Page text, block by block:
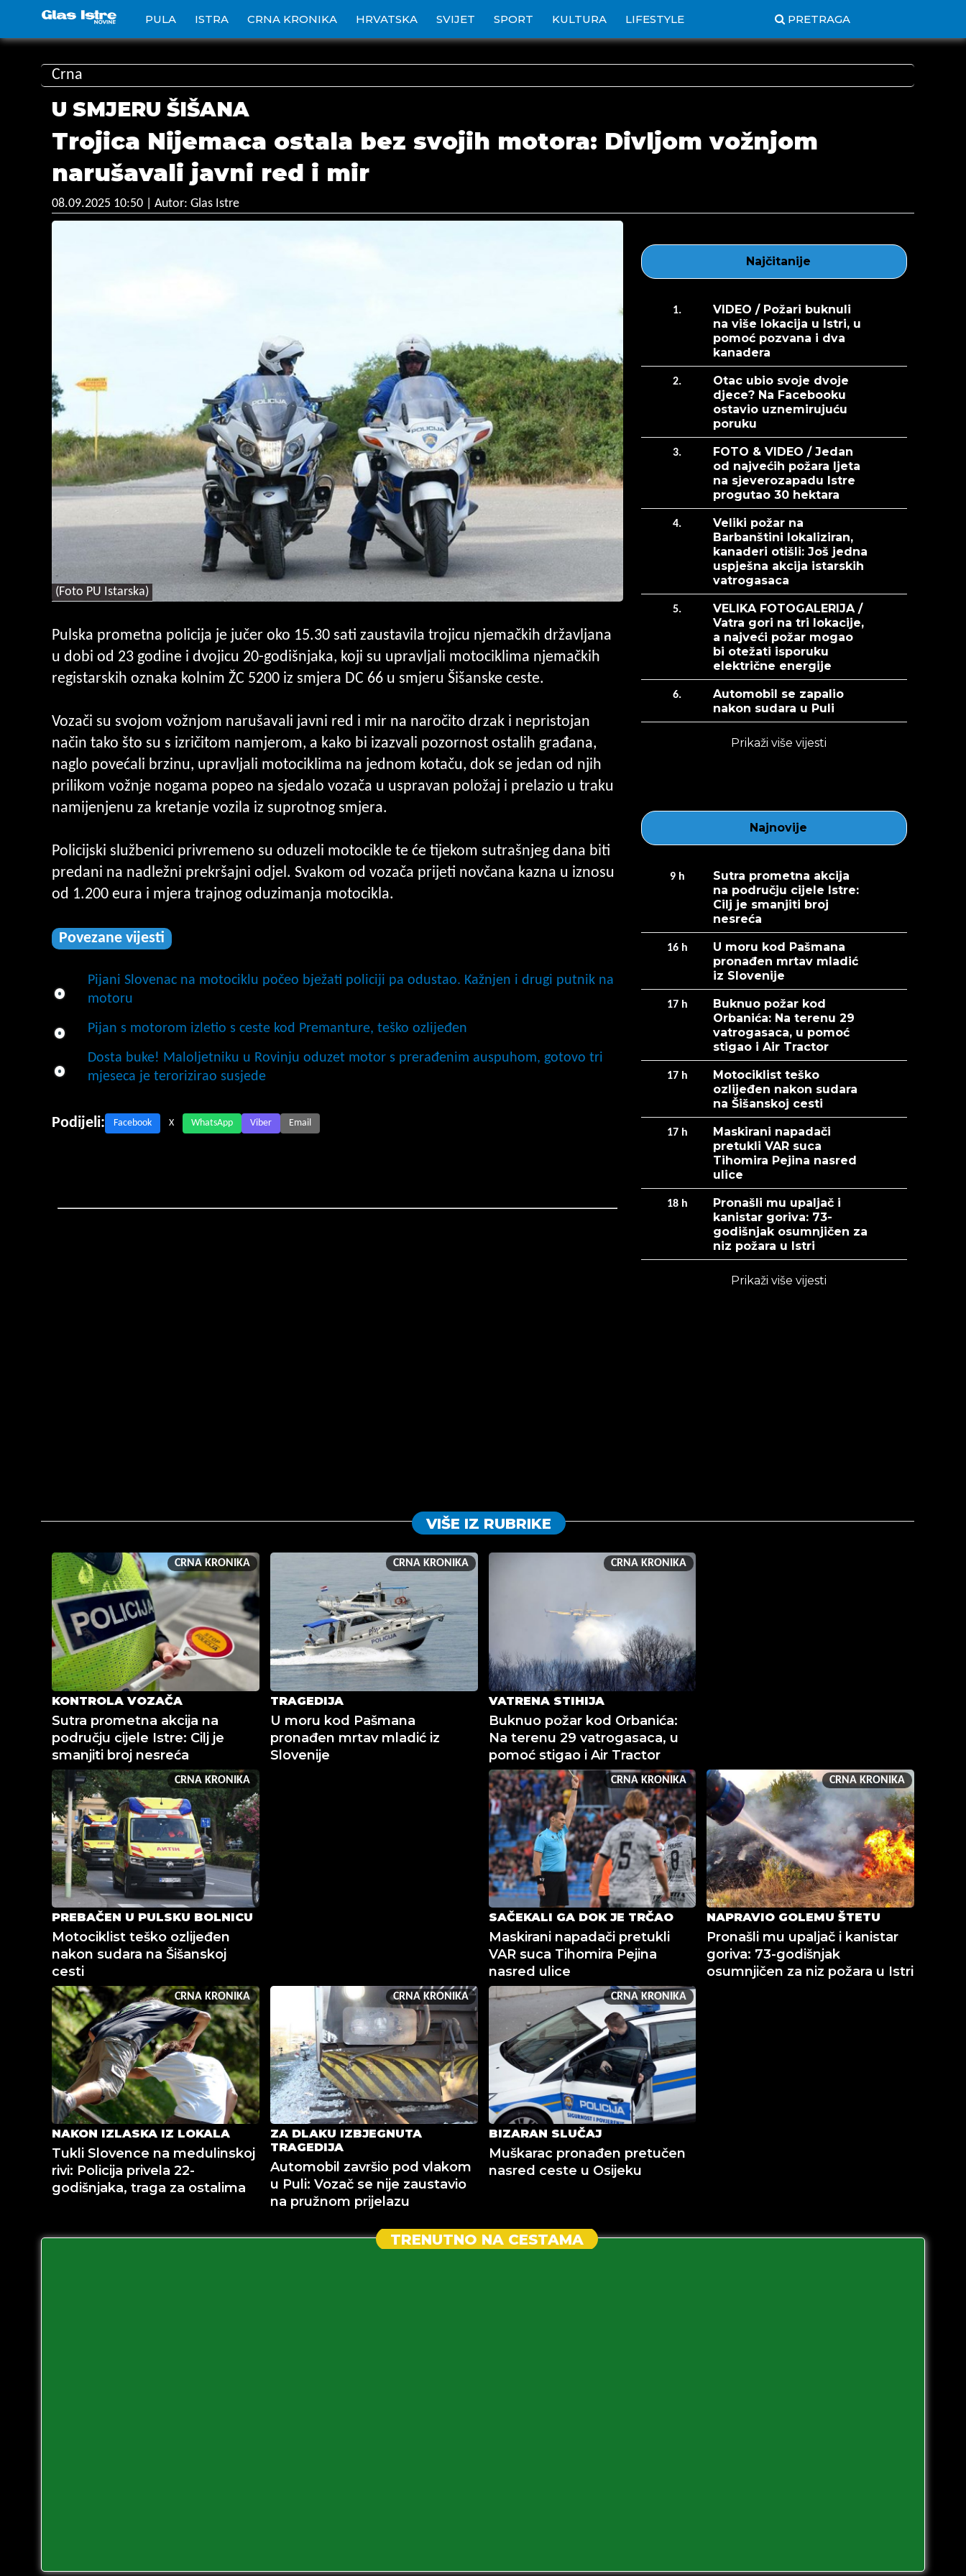
PULA ISTRA CRNA KRONIKA HRVATSKA SVIJET SPORT KULTURA LIFESTYLE PRETRAGA
Crna
U SMJERU ŠIŠANA
Trojica Nijemaca ostala bez svojih motora: Divljom vožnjom
narušavali javni red i mir
08.09.2025 10:50 | Autor: Glas Istre
(Foto PU Istarska)
Pulska prometna policija je jučer oko 15.30 sati zaustavila trojicu njemačkih državljana
u dobi od 23 godine i dvojicu 20-godišnjaka, koji su upravljali motociklima njemačkih
registarskih oznaka kolnim ŽC 5200 iz smjera DC 66 u smjeru Šišanske ceste.
Vozači su svojom vožnjom narušavali javni red i mir na naročito drzak i nepristojan
način tako što su s izričitom namjerom, a kako bi izazvali pozornost ostalih građana,
naglo povećali brzinu, upravljali motociklima na jednom kotaču, dok se jedan od njih
prilikom vožnje nogama popeo na sjedalo vozača u uspravan položaj i prelazio u traku
namijenjenu za kretanje vozila iz suprotnog smjera.
Policijski službenici privremeno su oduzeli motocikle te će tijekom sutrašnjeg dana biti
predani na nadležni prekršajni odjel. Svakom od vozača prijeti novčana kazna u iznosu
od 1.200 eura i mjera trajnog oduzimanja motocikla.
Povezane vijesti
Pijani Slovenac na motociklu počeo bježati policiji pa odustao. Kažnjen i drugi putnik na
motoru
Pijan s motorom izletio s ceste kod Premanture, teško ozlijeđen
Dosta buke! Maloljetniku u Rovinju oduzet motor s prerađenim auspuhom, gotovo tri
mjeseca je terorizirao susjede
Podijeli: Facebook X WhatsApp Viber Email
Najčitanije
1.
VIDEO / Požari buknuli
na više lokacija u Istri, u
pomoć pozvana i dva
kanadera
2.
Otac ubio svoje dvoje
djece? Na Facebooku
ostavio uznemirujuću
poruku
3.
FOTO & VIDEO / Jedan
od najvećih požara ljeta
na sjeverozapadu Istre
progutao 30 hektara
4.
Veliki požar na
Barbanštini lokaliziran,
kanaderi otišli: Još jedna
uspješna akcija istarskih
vatrogasaca
5.
VELIKA FOTOGALERIJA /
Vatra gori na tri lokacije,
a najveći požar mogao
bi otežati isporuku
električne energije
6.
Automobil se zapalio
nakon sudara u Puli
Prikaži više vijesti
Najnovije
9 h
Sutra prometna akcija
na području cijele Istre:
Cilj je smanjiti broj
nesreća
16 h
U moru kod Pašmana
pronađen mrtav mladić
iz Slovenije
17 h
Buknuo požar kod
Orbanića: Na terenu 29
vatrogasaca, u pomoć
stigao i Air Tractor
17 h
Motociklist teško
ozlijeđen nakon sudara
na Šišanskoj cesti
17 h
Maskirani napadači
pretukli VAR suca
Tihomira Pejina nasred
ulice
18 h
Pronašli mu upaljač i
kanistar goriva: 73-
godišnjak osumnjičen za
niz požara u Istri
Prikaži više vijesti
VIŠE IZ RUBRIKE
CRNA KRONIKA
KONTROLA VOZAČA
Sutra prometna akcija na
području cijele Istre: Cilj je
smanjiti broj nesreća
CRNA KRONIKA
TRAGEDIJA
U moru kod Pašmana
pronađen mrtav mladić iz
Slovenije
CRNA KRONIKA
VATRENA STIHIJA
Buknuo požar kod Orbanića:
Na terenu 29 vatrogasaca, u
pomoć stigao i Air Tractor
CRNA KRONIKA
PREBAČEN U PULSKU BOLNICU
Motociklist teško ozlijeđen
nakon sudara na Šišanskoj
cesti
CRNA KRONIKA
SAČEKALI GA DOK JE TRČAO
Maskirani napadači pretukli
VAR suca Tihomira Pejina
nasred ulice
CRNA KRONIKA
NAPRAVIO GOLEMU ŠTETU
Pronašli mu upaljač i kanistar
goriva: 73-godišnjak
osumnjičen za niz požara u Istri
CRNA KRONIKA
NAKON IZLASKA IZ LOKALA
Tukli Slovence na medulinskoj
rivi: Policija privela 22-
godišnjaka, traga za ostalima
CRNA KRONIKA
ZA DLAKU IZBJEGNUTA
TRAGEDIJA
Automobil završio pod vlakom
u Puli: Vozač se nije zaustavio
na pružnom prijelazu
CRNA KRONIKA
BIZARAN SLUČAJ
Muškarac pronađen pretučen
nasred ceste u Osijeku
TRENUTNO NA CESTAMA